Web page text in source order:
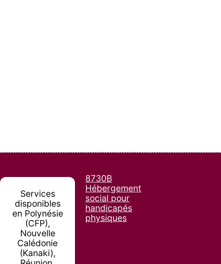
Services
disponibles
en Polynésie
(CFP),
Nouvelle
Calédonie
(Kanaki),
8730B
Hébergement
social pour
handicapés
physiques